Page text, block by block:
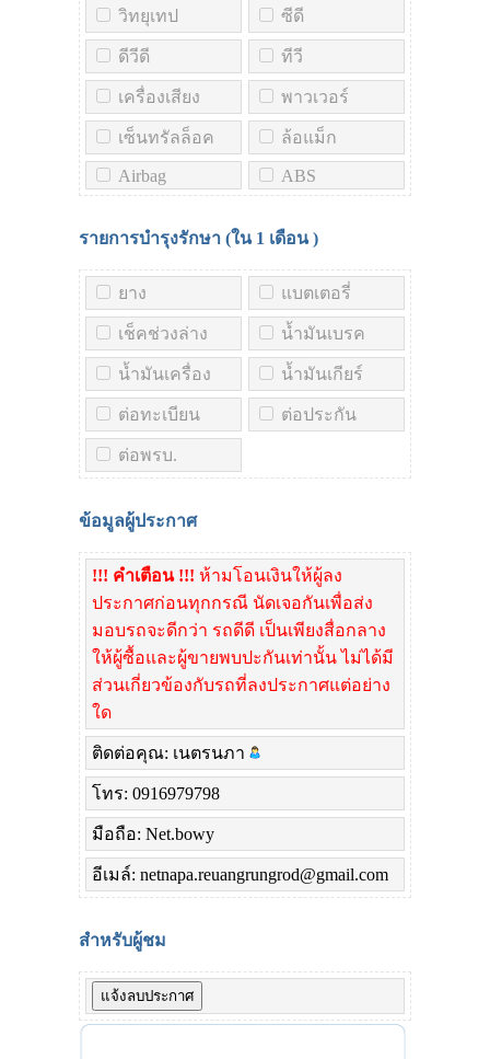
วิทยุเทป ซีดี
ดีวีดี ทีวี
เครื่องเสียง พาวเวอร์
เซ็นทรัลล็อค ล้อแม็ก
Airbag ABS
รายการบำรุงรักษา (ใน 1 เดือน)
ยาง แบตเตอรี่
เช็คช่วงล่าง น้ำมันเบรค
น้ำมันเครื่อง น้ำมันเกียร์
ต่อทะเบียน ต่อประกัน
ต่อพรบ.
ข้อมูลผู้ประกาศ
!!! คำเตือน !!! ห้ามโอนเงินให้ผู้ลง
ประกาศก่อนทุกกรณี นัดเจอกันเพื่อส่ง
มอบรถจะดีกว่า รถดีดี เป็นเพียงสื่อกลาง
ให้ผู้ซื้อและผู้ขายพบปะกันเท่านั้น ไม่ได้มี
ส่วนเกี่ยวข้องกับรถที่ลงประกาศแต่อย่าง
ใด
ติดต่อคุณ: เนตรนภา
โทร: 0916979798
มือถือ: Net.bowy
อีเมล์: netnapa.reuangrungrod@gmail.com
สำหรับผู้ชม